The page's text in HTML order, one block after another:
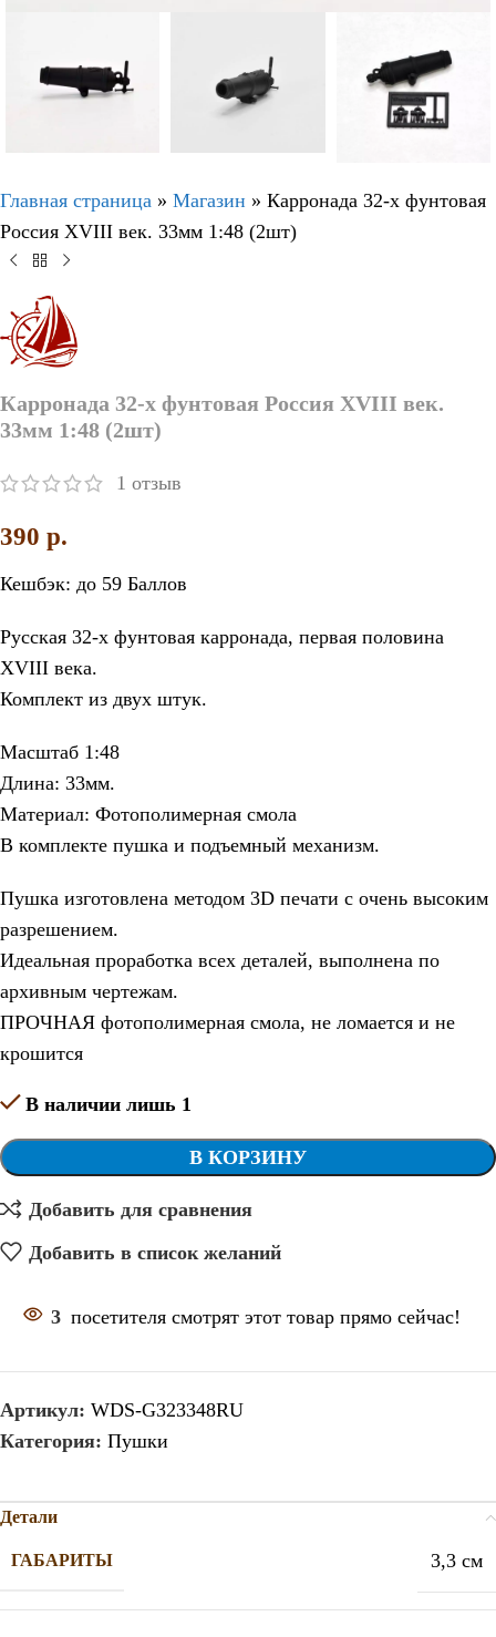
Главная страница » Магазин » Карронада 32-х фунтовая
Россия XVIII век. 33мм 1:48 (2шт)
Карронада 32-х фунтовая Россия XVIII век.
33мм 1:48 (2шт)
1 отзыв
390 p.
Кешбэк: до 59 Баллов
Русская 32-х фунтовая карронада, первая половина
XVIII века.
Комплект из двух штук.
Масштаб 1:48
Длина: 33мм.
Материал: Фотополимерная смола
В комплекте пушка и подъемный механизм.
Пушка изготовлена методом 3D печати с очень высоким
разрешением.
Идеальная проработка всех деталей, выполнена по
архивным чертежам.
ПРОЧНАЯ фотополимерная смола, не ломается и не
крошится
В наличии лишь 1
В КОРЗИНУ
Добавить для сравнения
Добавить в список желаний
3 посетителя смотрят этот товар прямо сейчас!
Артикул: WDS-G323348RU
Категория: Пушки
Детали
ГАБАРИТЫ 3,3 см